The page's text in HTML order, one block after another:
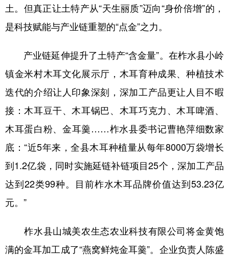
土。但真正让土特产从“天生丽质”迈向“身价倍增”的，
是科技赋能与产业链重塑的“点金”之力。
产业链延伸提升了土特产“含金量”。在柞水县小岭
镇金米村木耳文化展示厅，木耳育种成果、种植技术
迭代的介绍让人印象深刻，深加工产品更让人目不暇
接：木耳豆干、木耳锅巴、木耳巧克力、木耳啤酒、
木耳蛋白粉、金耳羹……柞水县委书记曹艳萍细数家
底：“近5年来，全县木耳种植量从每年8000万袋增长
到1.2亿袋，同时实施延链补链项目25个，深加工产品
达到22类99种。目前柞水木耳品牌价值达到53.23亿
元。”
柞水县山城美农生态农业科技有限公司将金黄饱
满的金耳加工成了“燕窝鲜炖金耳羹”。企业负责人陈盛